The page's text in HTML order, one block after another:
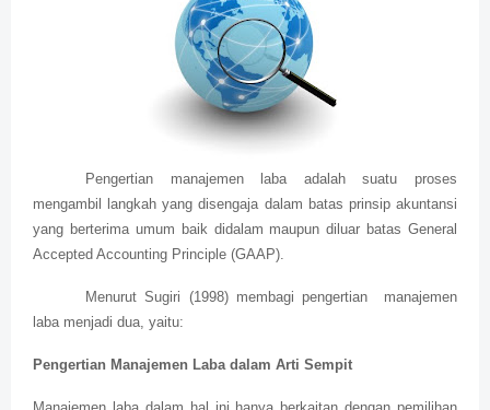
Pengertian manajemen laba adalah suatu proses
mengambil langkah yang disengaja dalam batas prinsip akuntansi
yang berterima umum baik didalam maupun diluar batas General
Accepted Accounting Principle (GAAP).
Menurut Sugiri (1998) membagi pengertian manajemen
laba menjadi dua, yaitu:
Pengertian Manajemen Laba dalam Arti Sempit